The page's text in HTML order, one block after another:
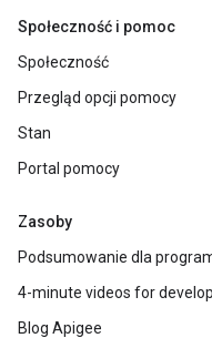
Społeczność i pomoc
Społeczność
Przegląd opcji pomocy
Stan
Portal pomocy
Zasoby
Podsumowanie dla
4-minute videos for
Blog Apigee